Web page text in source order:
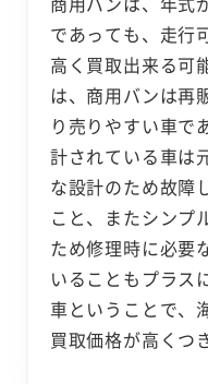
であっても、走行
高く買取出来る可
は、商用バンは再
り売りやすい車で
計されている車は
な設計のため故障
こと、またシンプ
ため修理時に必要
いることもプラス
車ということで、
買取価格が高くつ